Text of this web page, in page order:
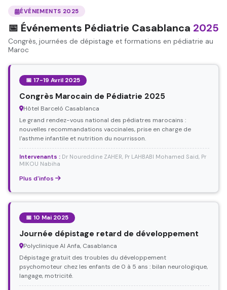
ÉVÉNEMENTS 2025
📅 Événements Pédiatrie Casablanca 2025
Congrès, journées de dépistage et formations en pédiatrie au
Maroc
📅 17-19 Avril 2025
Congrès Marocain de Pédiatrie 2025
Hôtel Barceló Casablanca
Le grand rendez-vous national des pédiatres marocains :
nouvelles recommandations vaccinales, prise en charge de
l'asthme infantile et nutrition du nourrisson.
Intervenants : Dr Noureddine ZAHER, Pr LAHBABI Mohamed Said, Pr
MIKOU Nabiha
Plus d'infos
📅 10 Mai 2025
Journée dépistage retard de développement
Polyclinique Al Anfa, Casablanca
Dépistage gratuit des troubles du développement
psychomoteur chez les enfants de 0 à 5 ans : bilan neurologique,
langage, motricité.